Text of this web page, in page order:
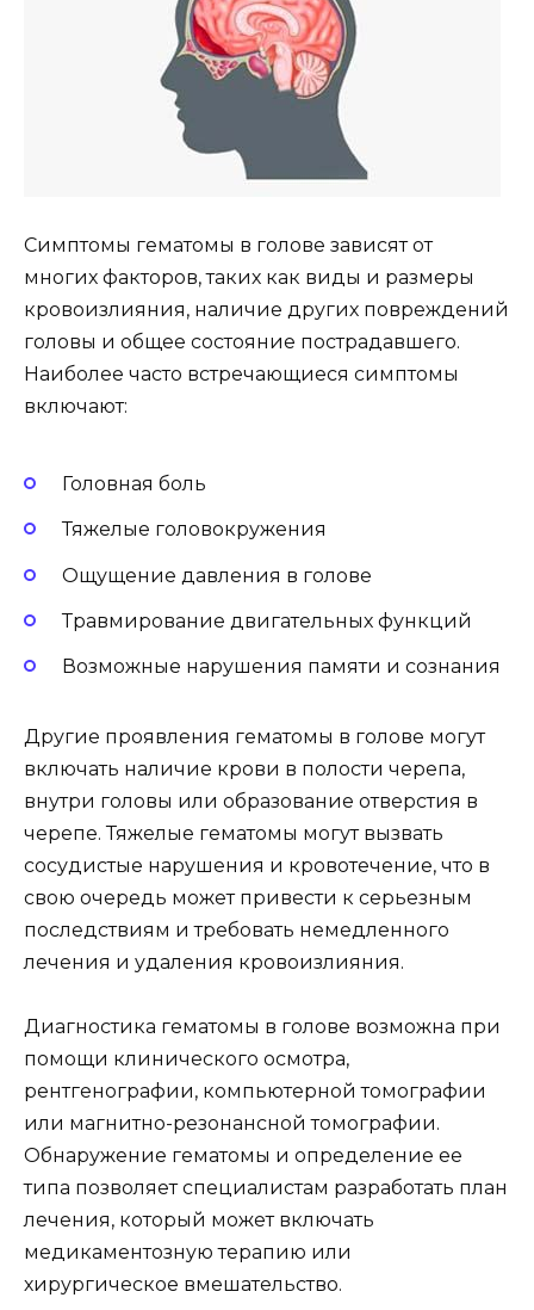
Симптомы гематомы в голове зависят от
многих факторов, таких как виды и размеры
кровоизлияния, наличие других повреждений
головы и общее состояние пострадавшего.
Наиболее часто встречающиеся симптомы
включают:
Головная боль
Тяжелые головокружения
Ощущение давления в голове
Травмирование двигательных функций
Возможные нарушения памяти и сознания
Другие проявления гематомы в голове могут
включать наличие крови в полости черепа,
внутри головы или образование отверстия в
черепе. Тяжелые гематомы могут вызвать
сосудистые нарушения и кровотечение, что в
свою очередь может привести к серьезным
последствиям и требовать немедленного
лечения и удаления кровоизлияния.
Диагностика гематомы в голове возможна при
помощи клинического осмотра,
рентгенографии, компьютерной томографии
или магнитно-резонансной томографии.
Обнаружение гематомы и определение ее
типа позволяет специалистам разработать план
лечения, который может включать
медикаментозную терапию или
хирургическое вмешательство.